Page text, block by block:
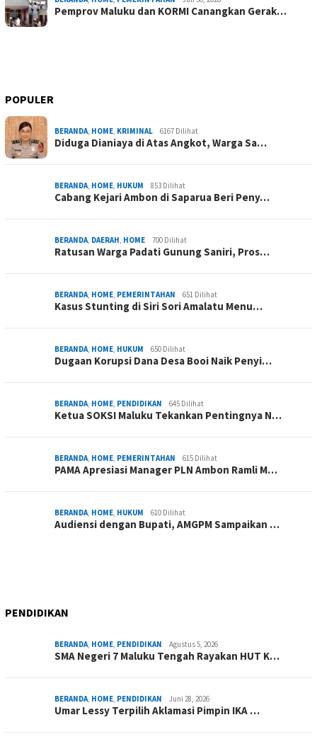
Pemprov Maluku dan KORMI Canangkan Gerak…
POPULER
BERANDA, HOME, KRIMINAL 6167 Dilihat
Diduga Dianiaya di Atas Angkot, Warga Sa…
BERANDA, HOME, HUKUM 853 Dilihat
Cabang Kejari Ambon di Saparua Beri Peny…
BERANDA, DAERAH, HOME 700 Dilihat
Ratusan Warga Padati Gunung Saniri, Pros…
BERANDA, HOME, PEMERINTAHAN 651 Dilihat
Kasus Stunting di Siri Sori Amalatu Menu…
BERANDA, HOME, HUKUM 650 Dilihat
Dugaan Korupsi Dana Desa Booi Naik Penyi…
BERANDA, HOME, PENDIDIKAN 645 Dilihat
Ketua SOKSI Maluku Tekankan Pentingnya N…
BERANDA, HOME, PEMERINTAHAN 615 Dilihat
PAMA Apresiasi Manager PLN Ambon Ramli M…
BERANDA, HOME, HUKUM 610 Dilihat
Audiensi dengan Bupati, AMGPM Sampaikan …
PENDIDIKAN
BERANDA, HOME, PENDIDIKAN Agustus 5, 2026
SMA Negeri 7 Maluku Tengah Rayakan HUT K…
BERANDA, HOME, PENDIDIKAN Juni 28, 2026
Umar Lessy Terpilih Aklamasi Pimpin IKA …